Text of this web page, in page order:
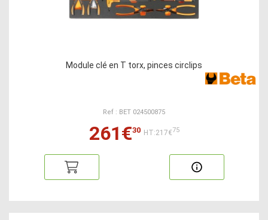
Module clé en T torx, pinces circlips
Ref : BET 024500875
261€30 HT:217€75